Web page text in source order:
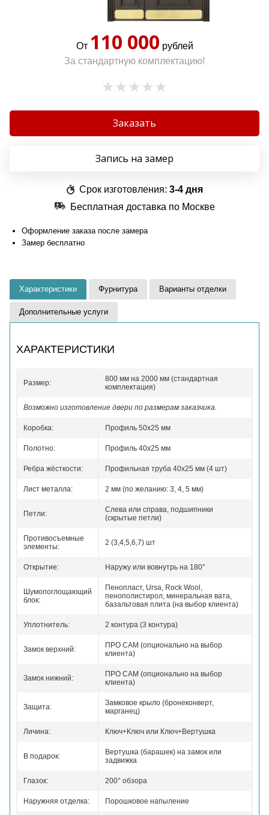
От 110 000 рублей
За стандартную комплектацию!
Заказать
Запись на замер
Срок изготовления: 3-4 дня
Бесплатная доставка по Москве
Оформление заказа после замера
Замер бесплатно
Характеристики Фурнитура Варианты отделки
Дополнительные услуги
ХАРАКТЕРИСТИКИ
Размер:
800 мм на 2000 мм (стандартная
комплектация)
Возможно изготовление двери по размерам заказчика.
Коробка: Профиль 50x25 мм
Полотно: Профиль 40x25 мм
Ребра жёсткости: Профильная труба 40х25 мм (4 шт)
Лист металла: 2 мм (по желанию: 3, 4, 5 мм)
Петли:
Слева или справа, подшипники
(скрытые петли)
Противосъемные
элементы:
2 (3,4,5,6,7) шт
Открытие: Наружу или вовнутрь на 180°
Шумопоглощающий
блок:
Пенопласт, Ursa, Rock Wool,
пенополистирол, минеральная вата,
базальтовая плита (на выбор клиента)
Уплотнитель: 2 контура (3 контура)
Замок верхний:
ПРО САМ (опционально на выбор
клиента)
Замок нижний:
ПРО САМ (опционально на выбор
клиента)
Защита:
Замковое крыло (бронеконверт,
марганец)
Личина: Ключ+Ключ или Ключ+Вертушка
В подарок:
Вертушка (барашек) на замок или
задвижка
Глазок: 200° обзора
Наружняя отделка: Порошковое напыление